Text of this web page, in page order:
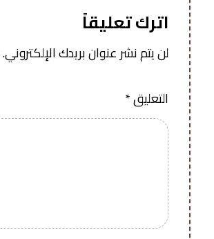
اترك تعليقاً
لن يتم نشر عنوان بريدك الإلكتروني.
التعليق*